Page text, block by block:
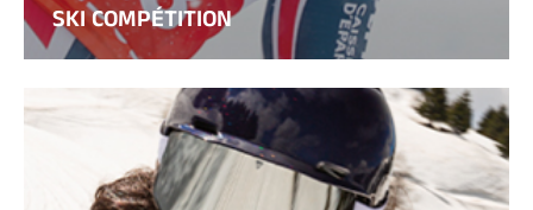
SKI COMPÉTITION